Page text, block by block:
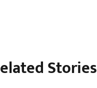
Stories